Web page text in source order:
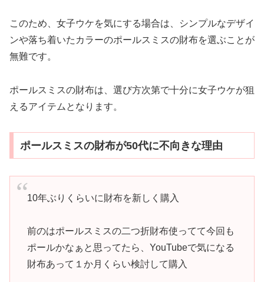
このため、女子ウケを気にする場合は、シンプルなデザイ
ンや落ち着いたカラーのポールスミスの財布を選ぶことが
無難です。
ポールスミスの財布は、選び方次第で十分に女子ウケが狙
えるアイテムとなります。
ポールスミスの財布が50代に不向きな理由
10年ぶりくらいに財布を新しく購入
前のはポールスミスの二つ折財布使ってて今回も
ポールかなぁと思ってたら、YouTubeで気になる
財布あって１か月くらい検討して購入